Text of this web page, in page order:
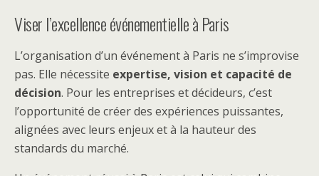
Viser l’excellence événementielle à Paris
L’organisation d’un événement à Paris ne s’improvise
pas. Elle nécessite expertise, vision et capacité de
décision. Pour les entreprises et décideurs, c’est
l’opportunité de créer des expériences puissantes,
alignées avec leurs enjeux et à la hauteur des
standards du marché.